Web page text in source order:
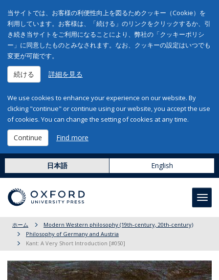
当サイトでは、お客様の利便性向上を図るためクッキー（Cookie）を
利用しています。お客様は、「続ける」のリンクをクリックするか、引
き続き当サイトをご利用になることにより、弊社の「クッキーポリシ
ー」に同意したものとみなされます。なお、クッキーの設定はいつでも
変更が可能です。
続ける 詳細を見る
We use cookies to enhance your experience on our website. By
clicking "continue" or continue using our website, you accept the use
of cookies. You can change the setting of cookies at any time.
Continue Find more
日本語 English
ホーム
Modern Western philosophy (19th-century, 20th-century)
Philosophy of Germany and Austria
Kant: A Very Short Introduction [#050]